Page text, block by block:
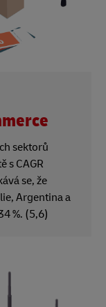
sektorů
s CAGR
se, že
Argentina a
%. (5,6)